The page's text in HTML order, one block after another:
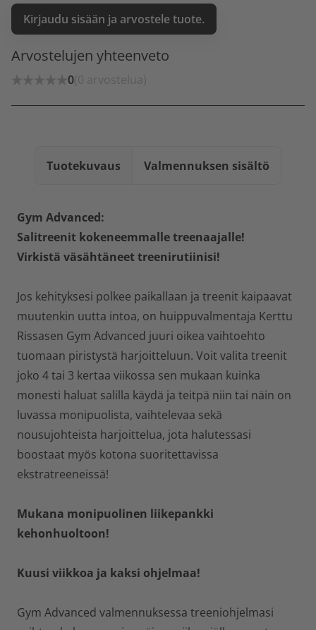
Kirjaudu sisään ja arvostele tuote.
Arvostelujen yhteenveto
0(0 arvostelua)
Tuotekuvaus Valmennuksen sisältö
Gym Advanced:
Salitreenit kokeneemmalle treenaajalle!
Virkistä väsähtäneet treenirutiinisi!
Jos kehityksesi polkee paikallaan ja treenit kaipaavat
muutenkin uutta intoa, on huippuvalmentaja Kerttu
Rissasen Gym Advanced juuri oikea vaihtoehto
tuomaan piristystä harjoitteluun. Voit valita treenit
joko 4 tai 3 kertaa viikossa sen mukaan kuinka
monesti haluat salilla käydä ja teitpä niin tai näin on
luvassa monipuolista, vaihtelevaa sekä
nousujohteista harjoittelua, jota halutessasi
boostaat myös kotona suoritettavissa
ekstratreeneissä!
Mukana monipuolinen liikepankki
kehonhuoltoon!
Kuusi viikkoa ja kaksi ohjelmaa!
Gym Advanced valmennuksessa treeniohjelmasi